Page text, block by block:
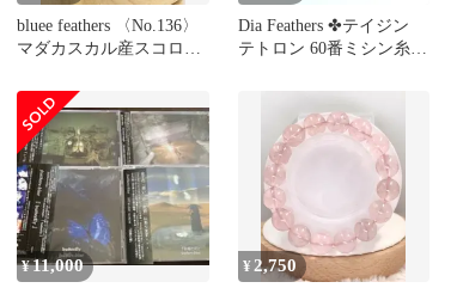
bluee feathers 〈No.136〉
マダカスカル産スコロラ
Dia Feathers ✤テイジン
テトロン 60番ミシン糸
¥11,000 ¥2,750